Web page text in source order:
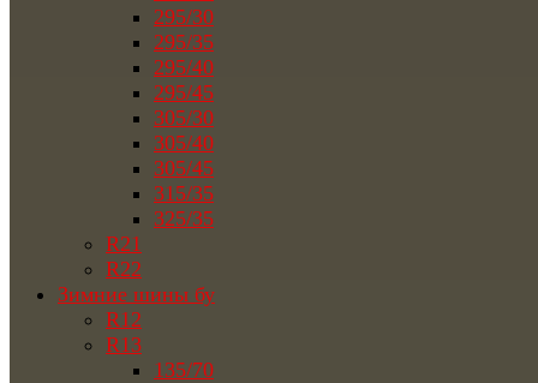
295/30
295/35
295/40
295/45
305/30
305/40
305/45
315/35
325/35
R21
R22
Зимние шины бу
R12
R13
135/70